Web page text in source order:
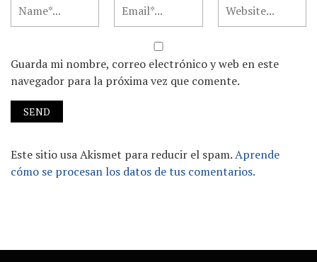
Guarda mi nombre, correo electrónico y web en este
navegador para la próxima vez que comente.
Este sitio usa Akismet para reducir el spam.Aprende
cómo se procesan los datos de tus comentarios.